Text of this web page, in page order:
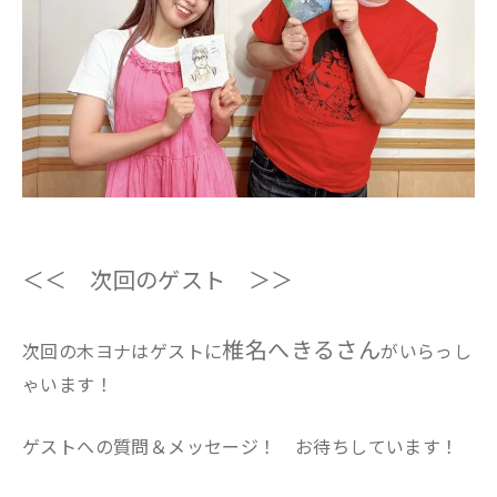
＜＜ 次回のゲスト ＞＞
次回の木ヨナはゲストに椎名へきるさんがいらっし
ゃいます！
ゲストへの質問＆メッセージ！ お待ちしています！